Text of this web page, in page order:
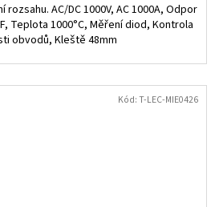
AC/DC 1000V, AC 1000A, Odpor
Teplota 1000°C, Měření diod, Kontrola
obvodů, Kleště 48mm
Kód:T-LEC-MIE0426